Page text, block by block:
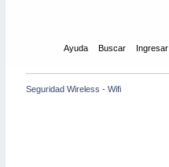
Ayuda Buscar Ingresar
Seguridad Wireless - Wifi